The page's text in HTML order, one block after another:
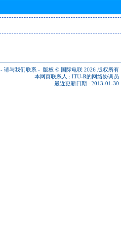
- 请与我们联系 - 版权 © 国际电联 2026 版权所有
本网页联系人 : ITU-R的网络协调员
最近更新日期 : 2013-01-30